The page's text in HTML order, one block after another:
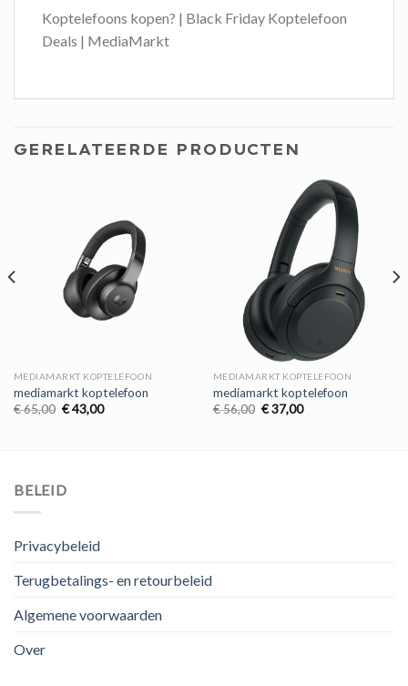
Koptelefoons kopen? | Black Friday Koptelefoon
Deals | MediaMarkt
GERELATEERDE PRODUCTEN
MEDIAMARKT KOPTELEFOON
mediamarkt koptelefoon
€65,00 Oorspronkelijke
€43,00Huidige
MEDIAMARKT KOPTELEFOON
mediamarkt koptelefoon
€56,00 Oorspronkelijke
€37,00Huidige
BELEID
Privacybeleid
Terugbetalings- en retourbeleid
Algemene voorwaarden
Over